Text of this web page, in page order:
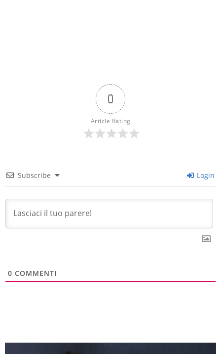
0
Article Rating
Subscribe Login
0 COMMENTI